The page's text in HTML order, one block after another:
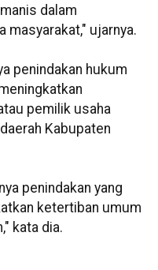
dalam
masyarakat," ujarnya.
penindakan hukum
pemilik usaha
Kabupaten
penindakan yang
ketertiban umum
kata dia.